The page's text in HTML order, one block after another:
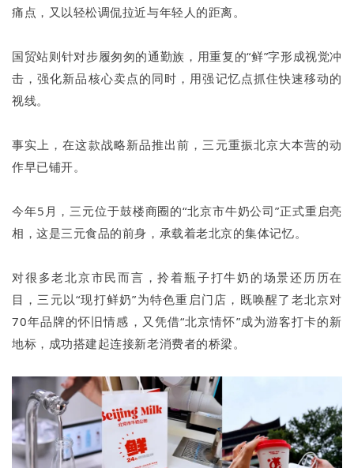
痛点，又以轻松调侃拉近与年轻人的距离。
国贸站则针对步履匆匆的通勤族，用重复的“鲜”字形成视觉冲
击，强化新品核心卖点的同时，用强记忆点抓住快速移动的
视线。
事实上，在这款战略新品推出前，三元重振北京大本营的动
作早已铺开。
今年5月，三元位于鼓楼商圈的“北京市牛奶公司”正式重启亮
相，这是三元食品的前身，承载着老北京的集体记忆。
对很多老北京市民而言，拎着瓶子打牛奶的场景还历历在
目，三元以“现打鲜奶”为特色重启门店，既唤醒了老北京对
70年品牌的怀旧情感，又凭借“北京情怀”成为游客打卡的新
地标，成功搭建起连接新老消费者的桥梁。